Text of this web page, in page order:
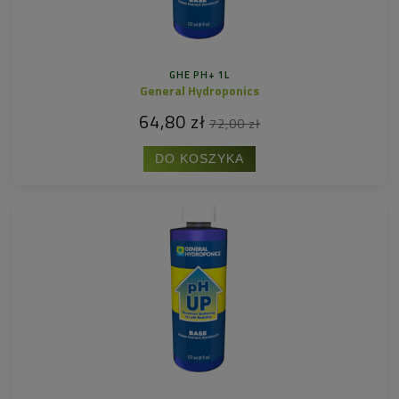
GHE PH+ 1L
General Hydroponics
64,80 zł 72,00 zł
DO KOSZYKA